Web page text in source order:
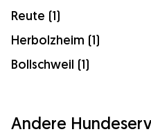
Reute (1)
Herbolzheim (1)
Bollschweil (1)
Andere